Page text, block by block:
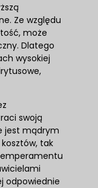
Ze względu
może
Dlatego
wysokiej
swoją
jest mądrym
tak
odpowiednie